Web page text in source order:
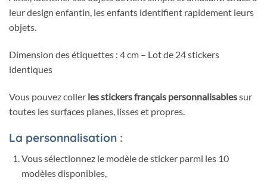
leur design enfantin, les enfants identifient rapidement leurs
objets.
Dimension des étiquettes : 4 cm – Lot de 24 stickers
identiques
Vous pouvez coller les stickers français personnalisablessur
toutes les surfaces planes, lisses et propres.
La personnalisation :
Vous sélectionnez le modèle de sticker parmi les 10
modèles disponibles,